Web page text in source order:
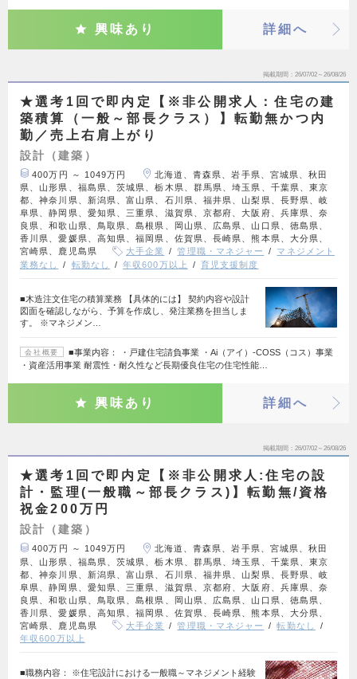
興味あり 詳細へ
掲載期間 26/07/02～26/08/26
★選考1回で即内定【※非公開求人：住宅の建
築積算（一般～部長クラス）】転勤無かつ内
勤／売上右肩上がり
設計（建築）
400万円 ～ 1049万円
北海道、青森県、岩手県、宮城県、秋田
県、山形県、福島県、茨城県、栃木県、群馬県、埼玉県、千葉県、東京
都、神奈川県、新潟県、富山県、石川県、福井県、山梨県、長野県、岐
阜県、静岡県、愛知県、三重県、滋賀県、京都府、大阪府、兵庫県、奈
良県、和歌山県、鳥取県、島根県、岡山県、広島県、山口県、徳島県、
香川県、愛媛県、高知県、福岡県、佐賀県、長崎県、熊本県、大分県、
宮崎県、鹿児島県
大手企業 管理職・マネジャー
マネジメント
業務なし
転勤なし 年収600万以上 育児支援制度
■木造注文住宅の積算業務 【具体的には】 契約内容や設計
図面を確認しながら、予算を作成し、発注業務を担当しま
す。 ※マネジメン…
会社概要
■事業内容： ・戸建住宅請負事業 ・Ai（アイ）-COSS（コス）事業
・資産活用事業 耐震性・耐久性など長期優良住宅の住宅性能…
興味あり 詳細へ
掲載期間 26/07/02～26/08/26
★選考1回で即内定【※非公開求人:住宅の設
計・監理(一般職～部長クラス)】転勤無/資格
祝金200万円
設計（建築）
400万円 ～ 1049万円
北海道、青森県、岩手県、宮城県、秋田
県、山形県、福島県、茨城県、栃木県、群馬県、埼玉県、千葉県、東京
都、神奈川県、新潟県、富山県、石川県、福井県、山梨県、長野県、岐
阜県、静岡県、愛知県、三重県、滋賀県、京都府、大阪府、兵庫県、奈
良県、和歌山県、鳥取県、島根県、岡山県、広島県、山口県、徳島県、
香川県、愛媛県、高知県、福岡県、佐賀県、長崎県、熊本県、大分県、
宮崎県、鹿児島県
大手企業 管理職・マネジャー
転勤なし
年収600万以上
■職務内容： ※住宅設計における一般職～マネジメント経験